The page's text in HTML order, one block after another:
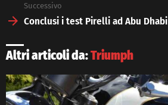
Successivo
Conclusi i test Pirelli ad Abu Dhabi
Altri articoli da:Triumph